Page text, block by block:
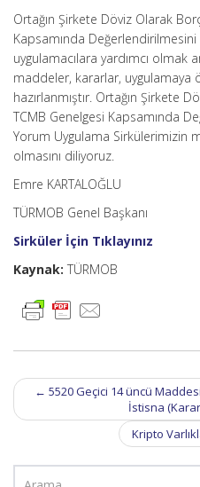
Ortağın Şirkete Döviz Olarak
Kapsamında
uygulamacılara yardımcı olmak
maddeler, kararlar, uygulamaya
hazırlanmıştır. Ortağın Şirkete
TCMB Genelgesi Kapsamında
Yorum Uygulama Sirkülerimizin
olmasını diliyoruz.
Emre KARTALOĞLU
TÜRMOB Genel Başkanı
Sirküler İçin Tıklayınız
Kaynak: TÜRMOB
Post
navigation
← 5520 Geçici 14 üncü
İstisna (Karar
Kripto